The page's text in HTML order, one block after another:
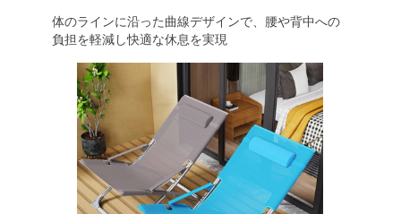
体のラインに沿った曲線デザインで、腰や背中への
負担を軽減し快適な休息を実現